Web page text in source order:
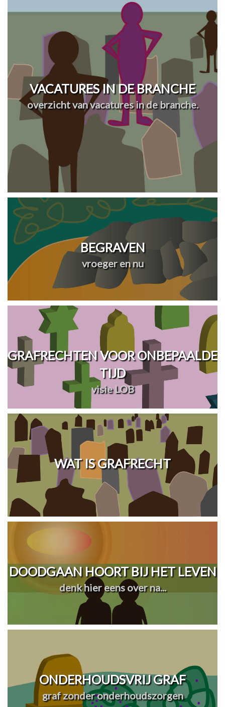
VACATURES IN DE BRANCHE
overzicht van vacatures in de branche.
BEGRAVEN
vroeger en nu
GRAFRECHTEN VOOR ONBEPAALDE
TIJD
visie LOB
WAT IS GRAFRECHT
DOODGAAN HOORT BIJ HET LEVEN
denk hier eens over na...
ONDERHOUDSVRIJ GRAF
graf zonder onderhoudszorgen